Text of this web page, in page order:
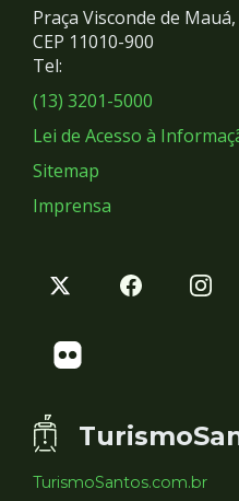
Redes
Sociais
Praça Visconde de
CEP 11010-900
Tel:
(13) 3201-5000
Lei de Acesso à
Sitemap
Imprensa
TurismoSantos.com.br